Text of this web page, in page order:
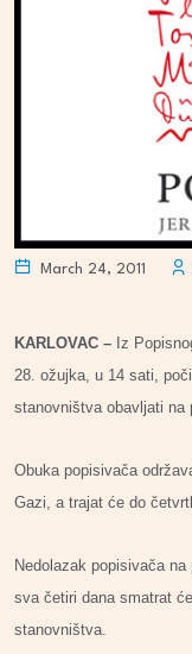
March 24, 2011
KARLOVAC – Iz
28. ožujka, u 14 sati,
stanovništva obavljati na
Obuka popisivača
Gazi, a trajat će do
Nedolazak popisivača
sva četiri dana smatrat
stanovništva.